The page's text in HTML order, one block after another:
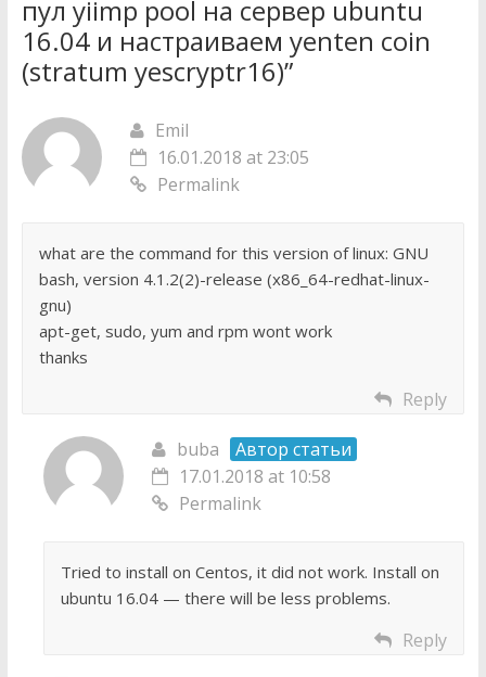
пул yiimp pool на сервер ubuntu
16.04 и настраиваем yenten coin
(stratum yescryptr16)”
Emil
16.01.2018 at 23:05
Permalink
what are the command for this version of linux: GNU
bash, version 4.1.2(2)-release (x86_64-redhat-linux-
gnu)
apt-get, sudo, yum and rpm wont work
thanks
Reply
buba
Автор статьи
17.01.2018 at 10:58
Permalink
Tried to install on Centos, it did not work. Install on
ubuntu 16.04 — there will be less problems.
Reply